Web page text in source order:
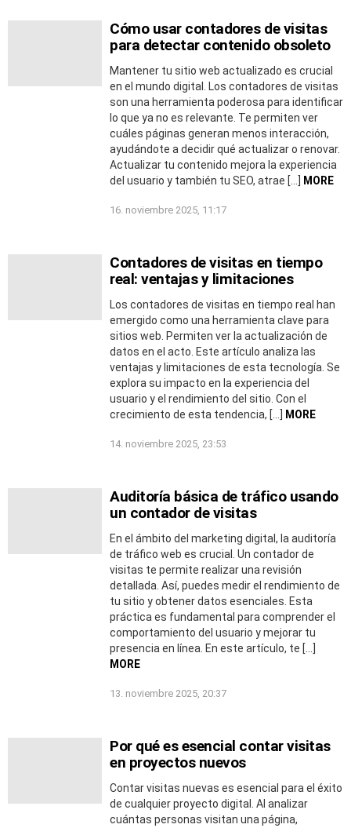
Cómo usar contadores de visitas
para detectar contenido obsoleto
Mantener tu sitio web actualizado es crucial
en el mundo digital. Los contadores de visitas
son una herramienta poderosa para identificar
lo que ya no es relevante. Te permiten ver
cuáles páginas generan menos interacción,
ayudándote a decidir qué actualizar o renovar.
Actualizar tu contenido mejora la experiencia
del usuario y también tu SEO, atrae […] MORE
16. noviembre 2025, 11:17
Contadores de visitas en tiempo
real: ventajas y limitaciones
Los contadores de visitas en tiempo real han
emergido como una herramienta clave para
sitios web. Permiten ver la actualización de
datos en el acto. Este artículo analiza las
ventajas y limitaciones de esta tecnología. Se
explora su impacto en la experiencia del
usuario y el rendimiento del sitio. Con el
crecimiento de esta tendencia, […] MORE
14. noviembre 2025, 23:53
Auditoría básica de tráfico usando
un contador de visitas
En el ámbito del marketing digital, la auditoría
de tráfico web es crucial. Un contador de
visitas te permite realizar una revisión
detallada. Así, puedes medir el rendimiento de
tu sitio y obtener datos esenciales. Esta
práctica es fundamental para comprender el
comportamiento del usuario y mejorar tu
presencia en línea. En este artículo, te […]
MORE
13. noviembre 2025, 20:37
Por qué es esencial contar visitas
en proyectos nuevos
Contar visitas nuevas es esencial para el éxito
de cualquier proyecto digital. Al analizar
cuántas personas visitan una página,